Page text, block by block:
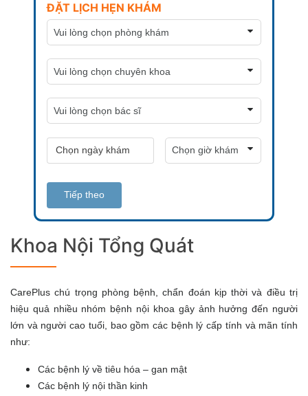
ĐẶT LỊCH HẸN KHÁM
Tiếp theo
Khoa Nội Tổng Quát
CarePlus chú trọng phòng bệnh, chẩn đoán kịp thời và điều trị
hiệu quả nhiều nhóm bệnh nội khoa gây ảnh hưởng đến người
lớn và người cao tuổi, bao gồm các bệnh lý cấp tính và mãn tính
như:
Các bệnh lý về tiêu hóa – gan mật
Các bệnh lý nội thần kinh